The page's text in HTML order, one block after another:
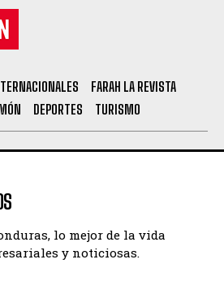
FARAH LA REVISTA
DEPORTES TURISMO
lo mejor de la vida
y noticiosas.